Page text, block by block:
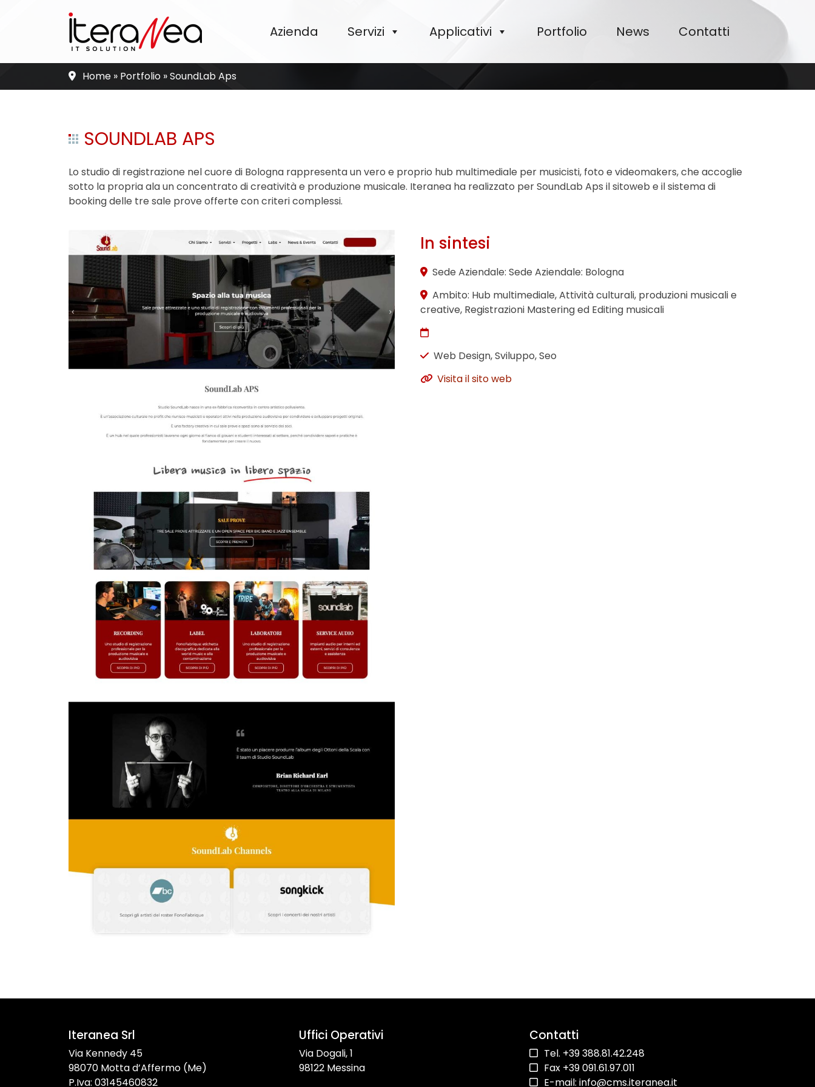
Azienda Servizi Applicativi Portfolio News Contatti
Home» Portfolio»SoundLab Aps
SOUNDLAB APS
Lo studio di registrazione nel cuore di Bologna rappresenta un vero e proprio hub multimediale per musicisti, foto e videomakers, che accoglie
sotto la propria ala un concentrato di creatività e produzione musicale. Iteranea ha realizzato per SoundLab Aps il sitoweb e il sistema di
booking delle tre sale prove offerte con criteri complessi.
In sintesi
Sede Aziendale: Sede Aziendale: Bologna
Ambito: Hub multimediale, Attività culturali, produzioni musicali e
creative, Registrazioni Mastering ed Editing musicali
Web Design, Sviluppo, Seo
Visita il sito web
Iteranea Srl
Via Kennedy 45
98070 Motta d’Affermo (Me)
P.Iva: 03145460832
Uffici Operativi
Via Dogali, 1
98122 Messina
Contatti
Tel. +39 388.81.42.248
Fax +39 091.61.97.011
E-mail: info@cms.iteranea.it